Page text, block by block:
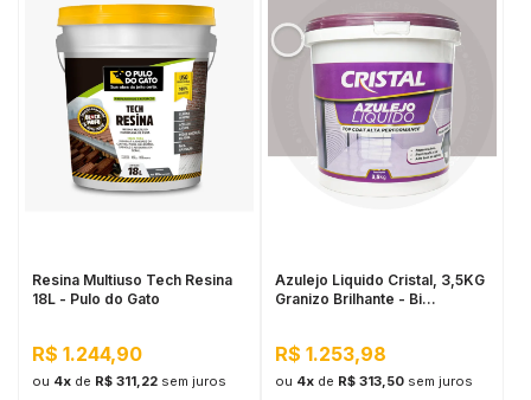
Resina Multiuso Tech Resina
18L - Pulo do Gato
R$ 1.244,90
ou 4xde R$ 311,22 sem juros
Azulejo Liquido Cristal, 3,5KG
Granizo Brilhante - Bi
R$ 1.253,98
ou 4xde R$ 313,50 sem juros